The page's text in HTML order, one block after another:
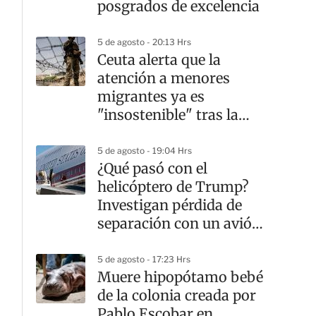
posgrados de excelencia
5 de agosto - 20:13 Hrs
Ceuta alerta que la
atención a menores
migrantes ya es
"insostenible" tras la
5 de agosto - 19:04 Hrs
¿Qué pasó con el
helicóptero de Trump?
Investigan pérdida de
separación con un avión
5 de agosto - 17:23 Hrs
Muere hipopótamo bebé
de la colonia creada por